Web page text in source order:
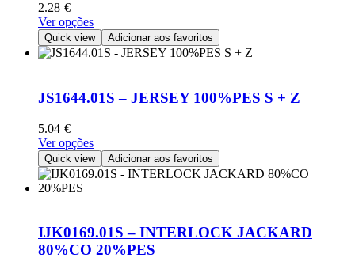
the
product
page
2.28 €
Ver opçõesThis
product
has
The
options
chosen
on
the
Quick view Adicionar aos favoritos
JS1644.01S – JERSEY 100%PES S + Z
5.04 €
Ver opçõesThis
product
has
options
may
be
Quick view Adicionar aos favoritos
IJK0169.01S – INTERLOCK JACKARD
80%CO 20%PES